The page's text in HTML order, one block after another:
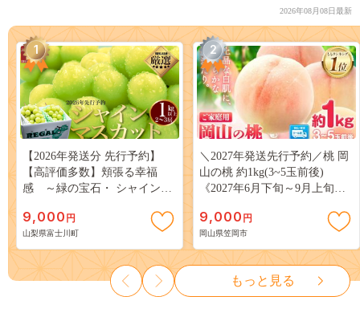
2026年08月08日最新
1
【2026年発送分 先行予約】
【高評価多数】頬張る幸福
感 ～緑の宝石・ シャインマ
３房） フルーツ 山梨県産 果
物 くだもの シャイン マスカ
ット ぶどう ブドウ 葡萄 大粒
種なし 先行予約 富士川町
10000円 一万円 9000円 九千円
9,000 円
山梨県富士川町
2
＼2027年発送先行予約／桃 岡
山の桃 約1kg(3~5玉前後)
《2027年6月下旬～9月上旬頃
岡山 はくとう スイーツ フル
ーツ 果物 デザート 旬 モモ も
も 先行予約 送料無料 果物 岡
山県 笠岡市 清水白桃 白鳳 白
麗 クール便---
kasaoka_zsy_419_100---
9,000 円
岡山県笠岡市
もっと見る